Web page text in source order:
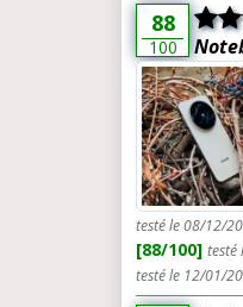
88
100
testé le 08/12/
[88/100] testé
testé le 12/01/